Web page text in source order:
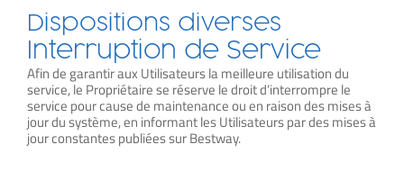
Dispositions diverses
Interruption de Service
Afin de garantir aux Utilisateurs la meilleure utilisation du
service, le Propriétaire se réserve le droit d’interrompre le
service pour cause de maintenance ou en raison des mises à
jour du système, en informant les Utilisateurs par des mises à
jour constantes publiées sur Bestway.